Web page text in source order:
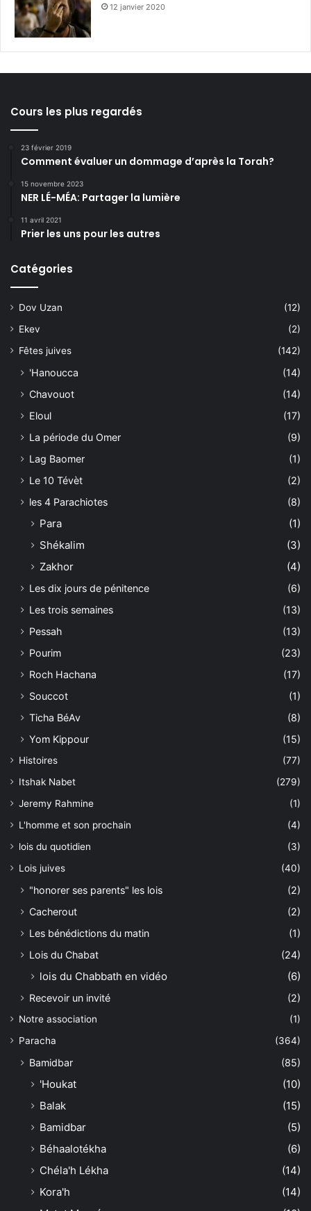
12 janvier 2020
Cours les plus regardés
23 février 2019
Comment évaluer un dommage d’après la Torah?
15 novembre 2023
NER LÉ-MÉA: Partager la lumière
11 avril 2021
Prier les uns pour les autres
Catégories
Dov Uzan
(12)
Ekev
(2)
Fêtes juives
(142)
'Hanoucca
(14)
Chavouot
(14)
Eloul
(17)
La période du Omer
(9)
Lag Baomer
(1)
Le 10 Tévèt
(2)
les 4 Parachiotes
(8)
Para
(1)
Shékalim
(3)
Zakhor
(4)
Les dix jours de pénitence
(6)
Les trois semaines
(13)
Pessah
(13)
Pourim
(23)
Roch Hachana
(17)
Souccot
(1)
Ticha BéAv
(8)
Yom Kippour
(15)
Histoires
(77)
Itshak Nabet
(279)
Jeremy Rahmine
(1)
L'homme et son prochain
(4)
lois du quotidien
(3)
Lois juives
(40)
"honorer ses parents" les lois
(2)
Cacherout
(2)
Les bénédictions du matin
(1)
Lois du Chabat
(24)
lois du Chabbath en vidéo (6)
Recevoir un invité (2)
Notre association
(1)
Paracha
(364)
Bamidbar (85)
'Houkat
(10)
Balak
(15)
Bamidbar
(5)
Béhaalotékha
(6)
Chéla'h Lékha
(14)
Kora'h
(14)